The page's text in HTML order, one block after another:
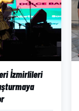
İzmirlileri